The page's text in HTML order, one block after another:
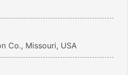
Co., Missouri, USA